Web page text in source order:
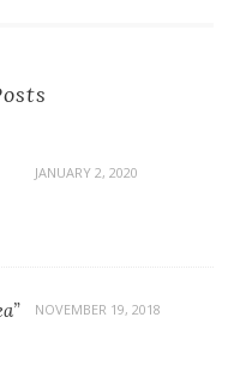
JANUARY 2, 2020
NOVEMBER 19, 2018